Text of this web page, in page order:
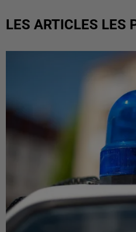
LES ARTICLES LES